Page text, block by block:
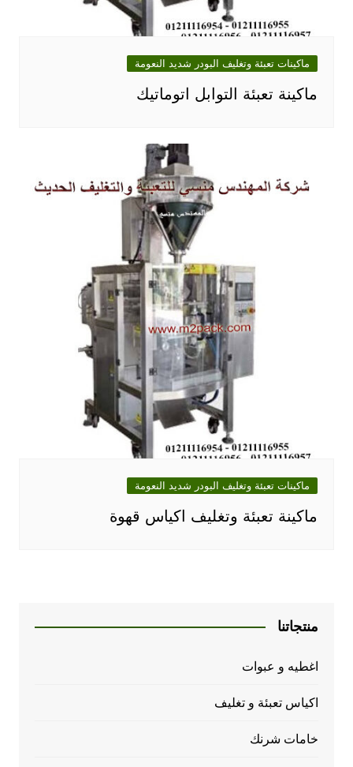
ماكينات تعبئة وتغليف البودر شديد النعومة
ماكينة تعبئة التوابل اتوماتيك
ماكينات تعبئة وتغليف البودر شديد النعومة
ماكينة تعبئة وتغليف اكياس قهوة
منتجاتنا
اغطيه و عبوات
اكياس تعبئة و تغليف
خامات شرنك